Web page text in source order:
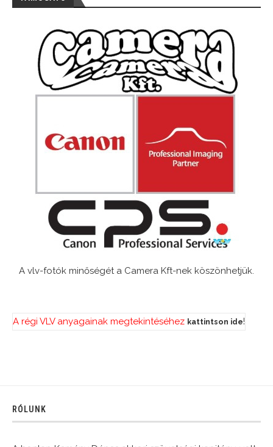
A vlv-fotók minőségét a Camera Kft-nek köszönhetjük.
A régi VLV anyagainak megtekintéséhez kattintson ide!
RÓLUNK